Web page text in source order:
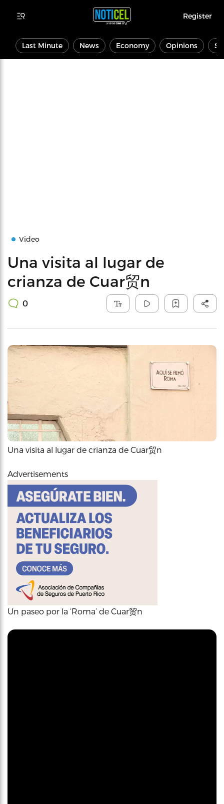
Register
Last Minute News Economy Opinions
Video
Una visita al lugar de
crianza de Cuar贸n
0
Una visita al lugar de crianza de Cuar贸n
Advertisements
Un paseo por la ‘Roma’ de Cuar贸n